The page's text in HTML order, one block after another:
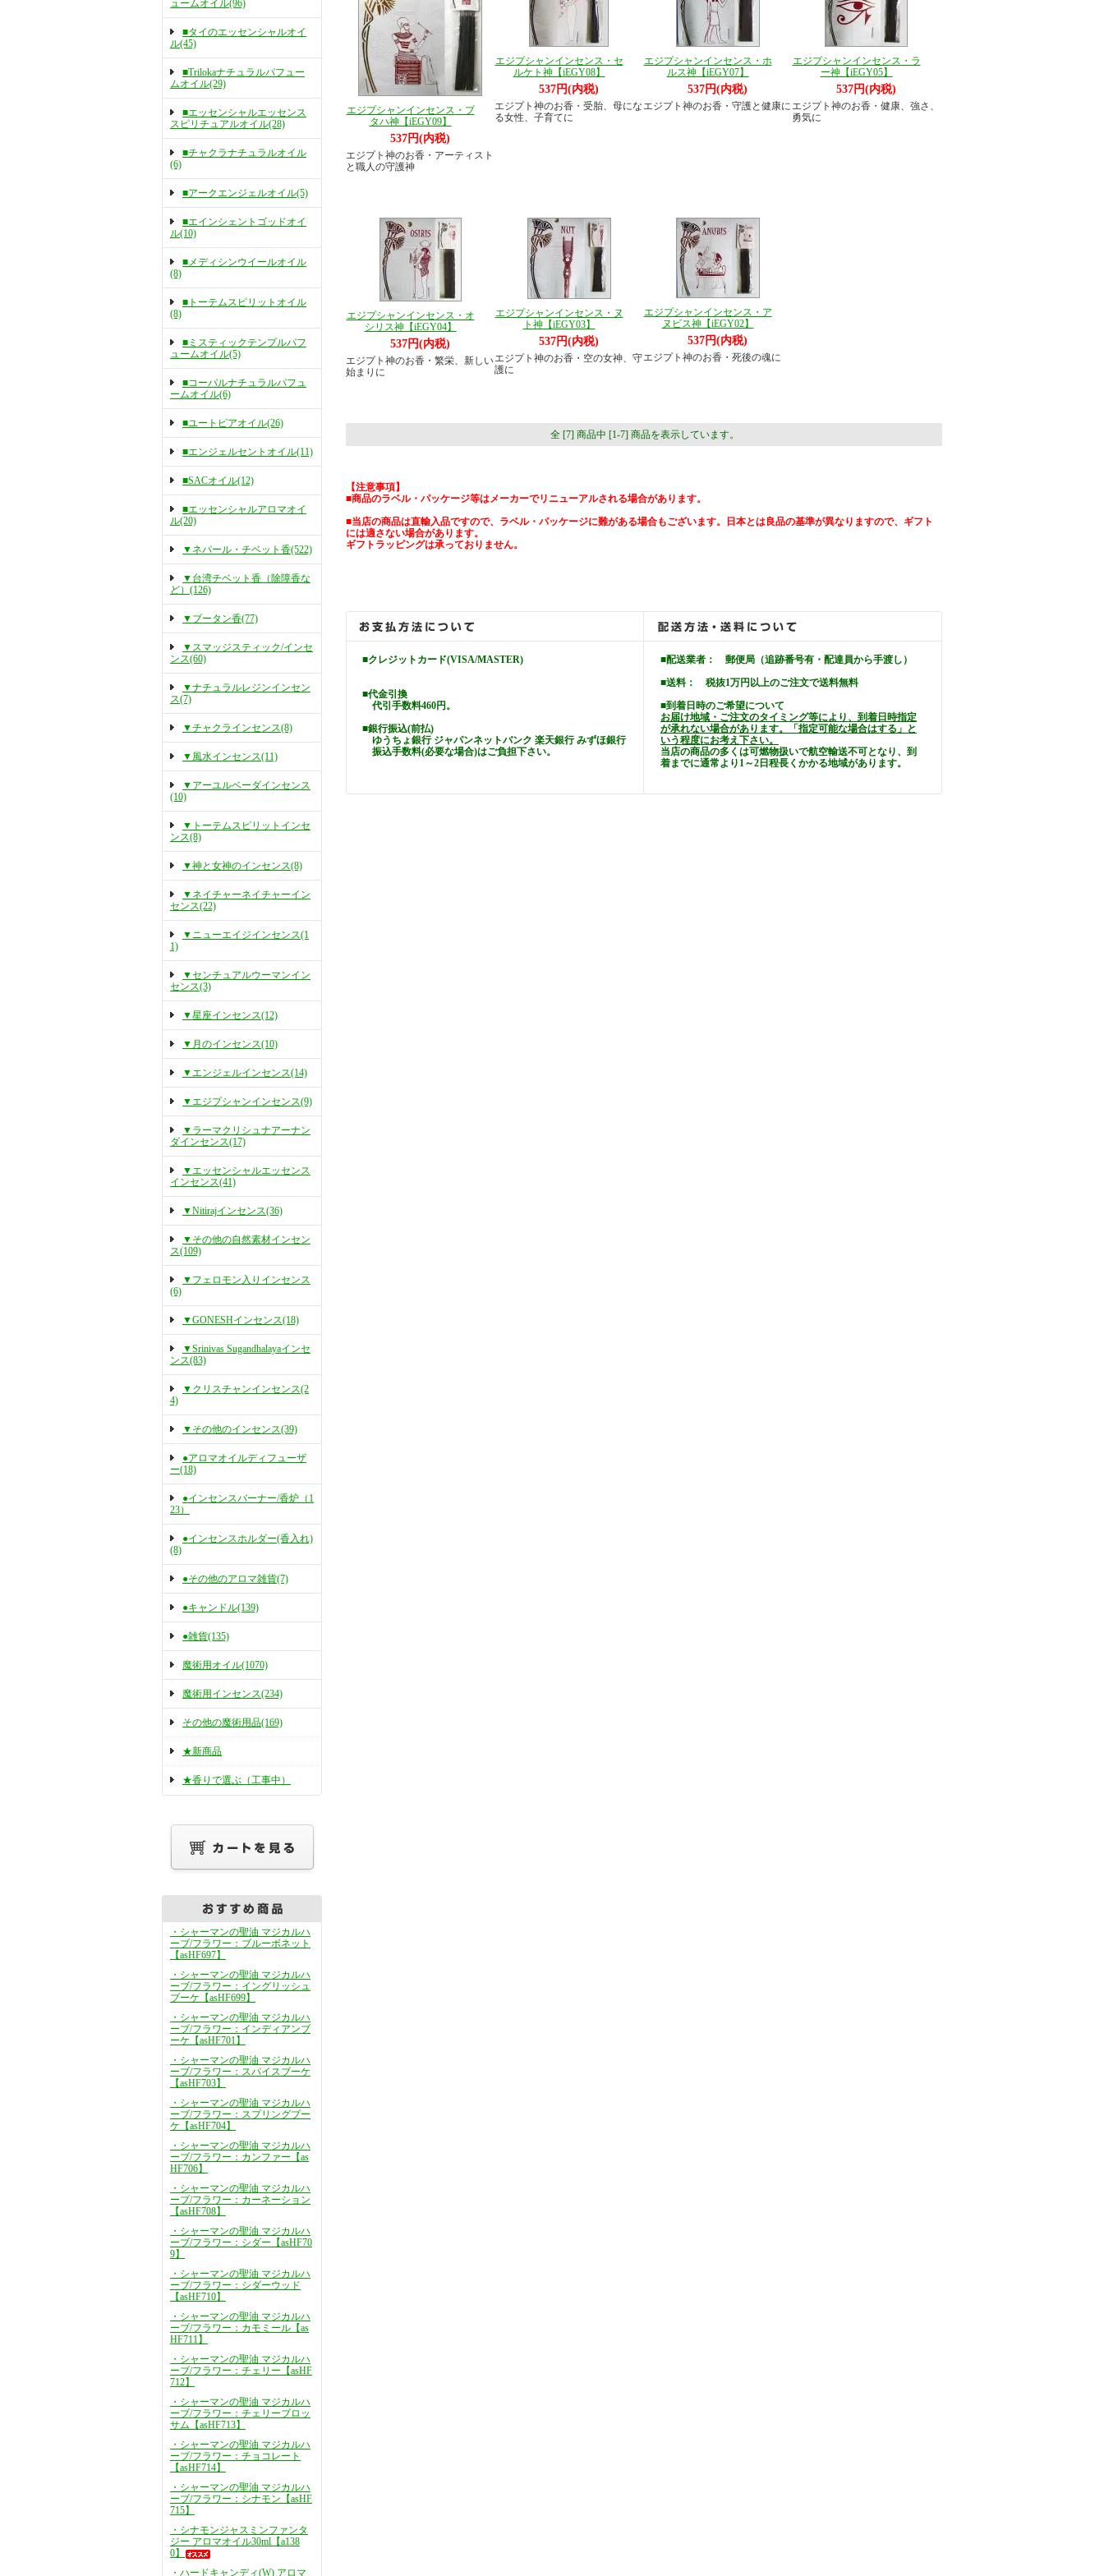
ュームオイル(96)
■タイのエッセンシャルオイ
ル(45)
■Trilokaナチュラルパフュー
ムオイル(29)
■エッセンシャルエッセンス
スピリチュアルオイル(28)
■チャクラナチュラルオイル
(6)
■アークエンジェルオイル(5)
■エインシェントゴッドオイ
ル(10)
■メディシンウイールオイル
(8)
■トーテムスピリットオイル
(8)
■ミスティックテンプルパフ
ュームオイル(5)
■コーパルナチュラルパフュ
ームオイル(6)
■ユートピアオイル(26)
■エンジェルセントオイル(11)
■SACオイル(12)
■エッセンシャルアロマオイ
ル(20)
▼ネパール・チベット香(522)
▼台湾チベット香（除障香な
ど）(126)
▼ブータン香(77)
▼スマッジスティック/インセ
ンス(60)
▼ナチュラルレジンインセン
ス(7)
▼チャクラインセンス(8)
▼風水インセンス(11)
▼アーユルベーダインセンス
(10)
▼トーテムスピリットインセ
ンス(8)
▼神と女神のインセンス(8)
▼ネイチャーネイチャーイン
センス(22)
▼ニューエイジインセンス(1
1)
▼センチュアルウーマンイン
センス(3)
▼星座インセンス(12)
▼月のインセンス(10)
▼エンジェルインセンス(14)
▼エジプシャンインセンス(9)
▼ラーマクリシュナアーナン
ダインセンス(17)
▼エッセンシャルエッセンス
インセンス(41)
▼Nitirajインセンス(36)
▼その他の自然素材インセン
ス(109)
▼フェロモン入りインセンス
(6)
▼GONESHインセンス(18)
▼Srinivas Sugandhalayaインセ
ンス(83)
▼クリスチャンインセンス(2
4)
▼その他のインセンス(39)
●アロマオイルディフューザ
ー(18)
●インセンスバーナー/香炉（1
23）
●インセンスホルダー(香入れ)
(8)
●その他のアロマ雑貨(7)
●キャンドル(139)
●雑貨(135)
魔術用オイル(1070)
魔術用インセンス(234)
その他の魔術用品(169)
★新商品
★香りで選ぶ（工事中）
・シャーマンの聖油 マジカルハ
ーブ/フラワー：ブルーボネット
【asHF697】
・シャーマンの聖油 マジカルハ
ーブ/フラワー：イングリッシュ
ブーケ【asHF699】
・シャーマンの聖油 マジカルハ
ーブ/フラワー：インディアンブ
ーケ【asHF701】
・シャーマンの聖油 マジカルハ
ーブ/フラワー：スパイスブーケ
【asHF703】
・シャーマンの聖油 マジカルハ
ーブ/フラワー：スプリングブー
ケ【asHF704】
・シャーマンの聖油 マジカルハ
ーブ/フラワー：カンファー【as
HF706】
・シャーマンの聖油 マジカルハ
ーブ/フラワー：カーネーション
【asHF708】
・シャーマンの聖油 マジカルハ
ーブ/フラワー：シダー【asHF70
9】
・シャーマンの聖油 マジカルハ
ーブ/フラワー：シダーウッド
【asHF710】
・シャーマンの聖油 マジカルハ
ーブ/フラワー：カモミール【as
HF711】
・シャーマンの聖油 マジカルハ
ーブ/フラワー：チェリー【asHF
712】
・シャーマンの聖油 マジカルハ
ーブ/フラワー：チェリーブロッ
サム【asHF713】
・シャーマンの聖油 マジカルハ
ーブ/フラワー：チョコレート
【asHF714】
・シャーマンの聖油 マジカルハ
ーブ/フラワー：シナモン【asHF
715】
・シナモンジャスミンファンタ
ジー アロマオイル30ml【a138
0】
・ハードキャンディ(W) アロマ
エジプシャンインセンス・プ
タハ神【iEGY09】
537円(内税)
エジプト神のお香・アーティスト
と職人の守護神
エジプシャンインセンス・セ
ルケト神【iEGY08】
537円(内税)
エジプト神のお香・受胎、母にな
る女性、子育てに
エジプシャンインセンス・ホ
ルス神【iEGY07】
537円(内税)
エジプト神のお香・守護と健康に
エジプシャンインセンス・ラ
ー神【iEGY05】
537円(内税)
エジプト神のお香・健康、強さ、
勇気に
エジプシャンインセンス・オ
シリス神【iEGY04】
537円(内税)
エジプト神のお香・繁栄、新しい
始まりに
エジプシャンインセンス・ヌ
ト神【iEGY03】
537円(内税)
エジプト神のお香・空の女神、守
護に
エジプシャンインセンス・ア
ヌビス神【iEGY02】
537円(内税)
エジプト神のお香・死後の魂に
全 [7] 商品中 [1-7] 商品を表示しています。
【注意事項】
■商品のラベル・パッケージ等はメーカーでリニューアルされる場合があります。
■当店の商品は直輸入品ですので、ラベル・パッケージに難がある場合もございます。日本とは良品の基準が異なりますので、ギフト
には適さない場合があります。
ギフトラッピングは承っておりません。
■クレジットカード(VISA/MASTER)
■代金引換
代引手数料460円。
■銀行振込(前払)
ゆうちょ銀行 ジャパンネットバンク 楽天銀行 みずほ銀行
振込手数料(必要な場合)はご負担下さい。
■配送業者： 郵便局（追跡番号有・配達員から手渡し）
■送料： 税抜1万円以上のご注文で送料無料
■到着日時のご希望について
お届け地域・ご注文のタイミング等により、到着日時指定
が承れない場合があります。「指定可能な場合はする」と
いう程度にお考え下さい。
当店の商品の多くは可燃物扱いで航空輸送不可となり、到
着までに通常より1～2日程長くかかる地域があります。